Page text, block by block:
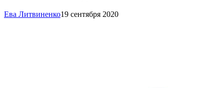
Ева Литвиненко19 сентября 2020